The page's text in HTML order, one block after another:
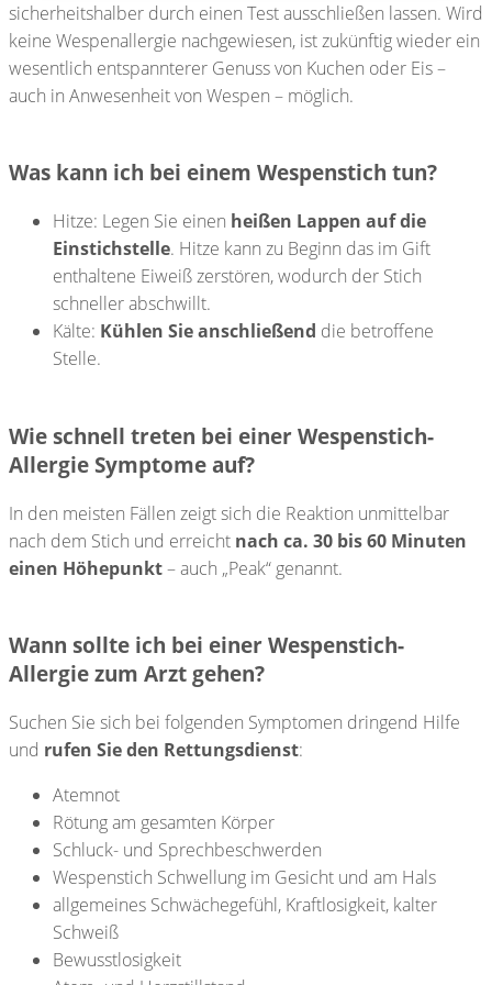
sicherheitshalber durch einen Test ausschließen lassen. Wird
keine Wespenallergie nachgewiesen, ist zukünftig wieder ein
wesentlich entspannterer Genuss von Kuchen oder Eis –
auch in Anwesenheit von Wespen – möglich.
Was kann ich bei einem Wespenstich tun?
Hitze: Legen Sie einen heißen Lappen auf die
Einstichstelle. Hitze kann zu Beginn das im Gift
enthaltene Eiweiß zerstören, wodurch der Stich
schneller abschwillt.
Kälte: Kühlen Sie anschließend die betroffene
Stelle.
Wie schnell treten bei einer Wespenstich-
Allergie Symptome auf?
In den meisten Fällen zeigt sich die Reaktion unmittelbar
nach dem Stich und erreicht nach ca. 30 bis 60 Minuten
einen Höhepunkt– auch „Peak“ genannt.
Wann sollte ich bei einer Wespenstich-
Allergie zum Arzt gehen?
Suchen Sie sich bei folgenden Symptomen dringend Hilfe
und rufen Sie den Rettungsdienst:
Atemnot
Rötung am gesamten Körper
Schluck- und Sprechbeschwerden
Wespenstich Schwellung im Gesicht und am Hals
allgemeines Schwächegefühl, Kraftlosigkeit, kalter
Schweiß
Bewusstlosigkeit